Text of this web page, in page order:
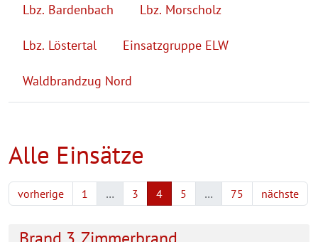
Lbz. Bardenbach Lbz. Morscholz
Lbz. Löstertal Einsatzgruppe ELW
Waldbrandzug Nord
Alle Einsätze
vorherige 1 … 3 4 5 … 75 nächste